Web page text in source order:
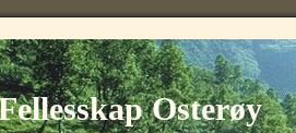
Osterøy